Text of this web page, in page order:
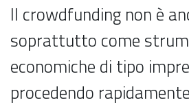
Il crowdfunding non è
soprattutto come
economiche di tipo
procedendo